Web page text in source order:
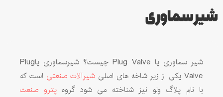
شیر سماوری
شیر سماوری یا Plug Valve چیست؟ شیرسماوری یاPlug
Valve یکی از زیر شاخه های اصلی
شیرآلات صنعتی است که
با نام پلاگ ولو نیز شناخته می شود گروه پترو صنعت